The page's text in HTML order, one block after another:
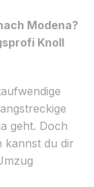
Modena?
Knoll
geht. Doch
kannst du dir